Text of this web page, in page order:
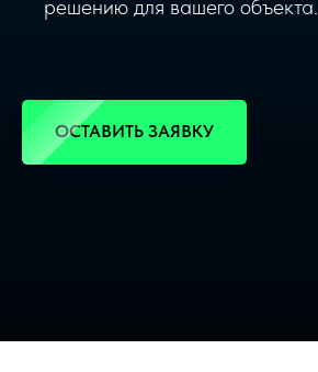
решению для вашего объекта.
ОСТАВИТЬ ЗАЯВКУ